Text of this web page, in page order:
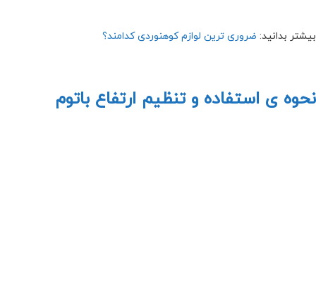
بیشتر بدانید: ضروری ترین لوازم کوهنوردی کدامند؟
نحوه ی استفاده و تنظیم ارتفاع باتوم